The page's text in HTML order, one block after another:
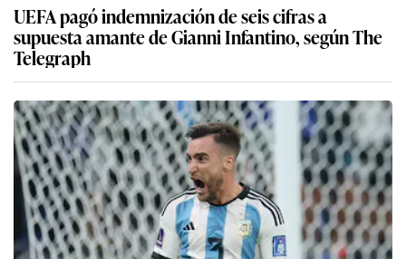
UEFA pagó indemnización de seis cifras a
supuesta amante de Gianni Infantino, según The
Telegraph